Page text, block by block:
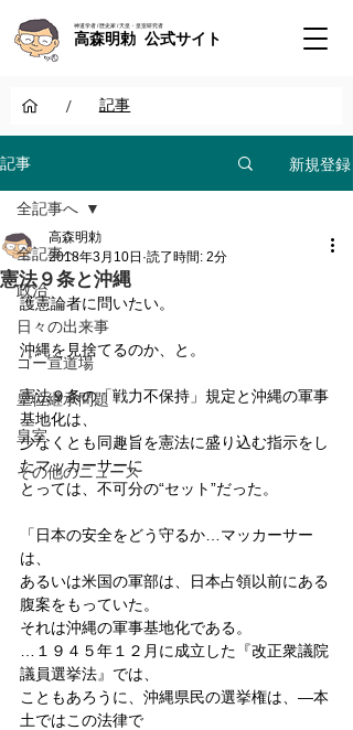
神道学者 / 歴史家 / 天皇・皇室研究者
高森明勅 公式サイト
/ 記事
記事 新規登録
全記事へ
政治
日々の出来事
ゴー宣道場
皇位継承問題
皇室
その他のニュース
全記事へ
憲法９条と沖縄
高森明勅
2018年3月10日 読了時間: 2分
護憲論者に問いたい。
沖縄を見捨てるのか、と。
憲法９条の「戦力不保持」規定と沖縄の軍事
基地化は、
少なくとも同趣旨を憲法に盛り込む指示をし
たマッカーサーに
とっては、不可分の“セット”だった。
「日本の安全をどう守るか…マッカーサー
は、
あるいは米国の軍部は、日本占領以前にある
腹案をもっていた。
それは沖縄の軍事基地化である。
…１９４５年１２月に成立した『改正衆議院
議員選挙法』では、
こともあろうに、沖縄県民の選挙権は、―本
土ではこの法律で